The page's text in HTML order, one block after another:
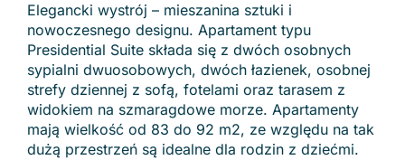
Elegancki wystrój – mieszanina sztuki i
nowoczesnego designu. Apartament typu
Presidential Suite składa się z dwóch osobnych
sypialni dwuosobowych, dwóch łazienek, osobnej
strefy dziennej z sofą, fotelami oraz tarasem z
widokiem na szmaragdowe morze. Apartamenty
mają wielkość od 83 do 92 m2, ze względu na tak
dużą przestrzeń są idealne dla rodzin z dziećmi.